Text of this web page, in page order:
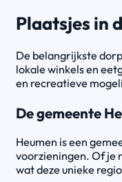
Plaatsjes in
De belangrijkste
lokale winkels en
en recreatieve
De gemeente
Heumen is een
voorzieningen. Of je
wat deze unieke